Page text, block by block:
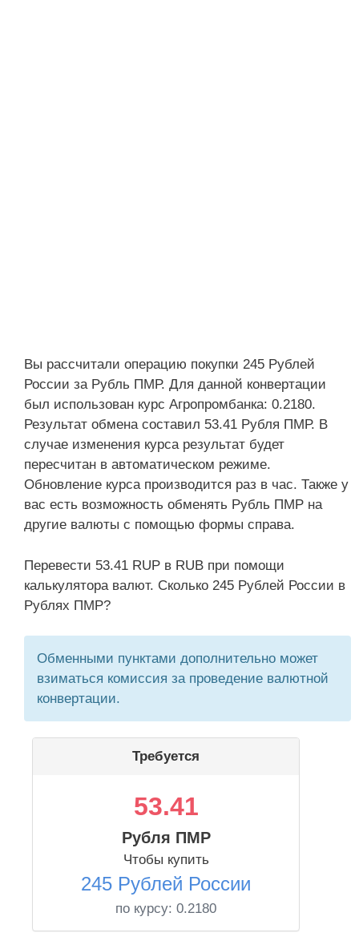
Вы рассчитали операцию покупки 245 Рублей
России за Рубль ПМР. Для данной конвертации
был использован курс Агропромбанка: 0.2180.
Результат обмена составил 53.41 Рубля ПМР. В
случае изменения курса результат будет
пересчитан в автоматическом режиме.
Обновление курса производится раз в час. Также у
вас есть возможность обменять Рубль ПМР на
другие валюты с помощью формы справа.
Перевести 53.41 RUP в RUB при помощи
калькулятора валют. Сколько 245 Рублей России в
Рублях ПМР?
Обменными пунктами дополнительно может
взиматься комиссия за проведение валютной
конвертации.
Требуется
53.41
Рубля ПМР
Чтобы купить
245 Рублей России
по курсу: 0.2180